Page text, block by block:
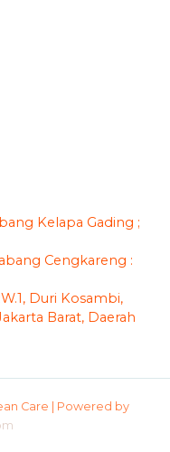
Kelapa Gading ;
Cengkareng :
Duri Kosambi,
Barat, Daerah
Care | Powered by